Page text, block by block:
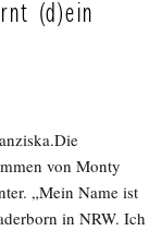
(d)ein
von Monty
„Mein Name ist
in NRW. Ich